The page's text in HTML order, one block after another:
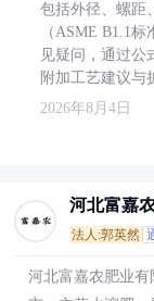
包括外径、螺距
（ASME B1.1
见疑问，通过公
附加工艺建议与
2026年8月4日
河北富嘉
法人:郭英然
河北富嘉农肥业有